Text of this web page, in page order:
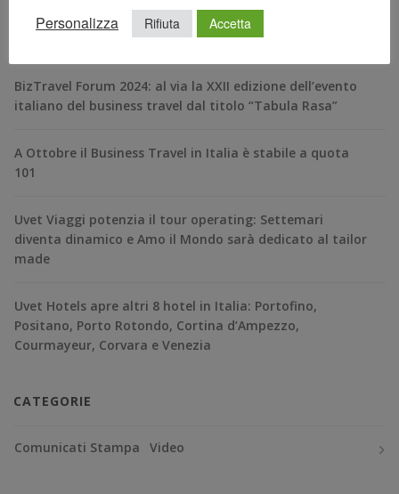
A Novembre il Business Travel in Italia è a quota 95
BizTravel Forum 2024: al via la XXII edizione dell’evento
italiano del business travel dal titolo “Tabula Rasa”
A Ottobre il Business Travel in Italia è stabile a quota
101
Uvet Viaggi potenzia il tour operating: Settemari
diventa dinamico e Amo il Mondo sarà dedicato al tailor
made
Uvet Hotels apre altri 8 hotel in Italia: Portofino,
Positano, Porto Rotondo, Cortina d’Ampezzo,
Courmayeur, Corvara e Venezia
CATEGORIE
Comunicati Stampa Video
Personalizza Rifiuta Accetta